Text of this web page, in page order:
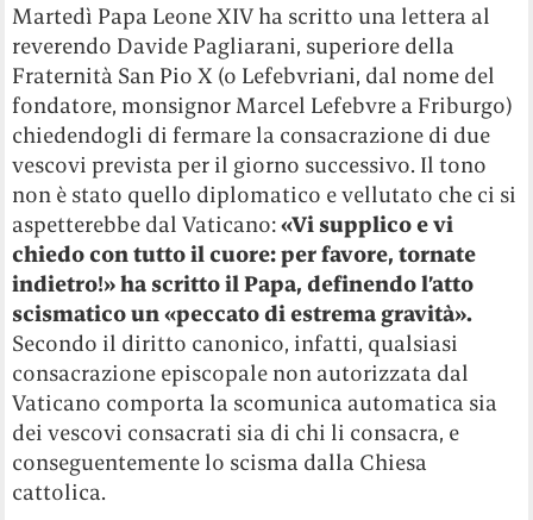
Martedì Papa Leone XIV ha scritto una lettera al
reverendo Davide Pagliarani, superiore della
Fraternità San Pio X (o Lefebvriani, dal nome del
fondatore, monsignor Marcel Lefebvre a Friburgo)
chiedendogli di fermare la consacrazione di due
vescovi prevista per il giorno successivo. Il tono
non è stato quello diplomatico e vellutato che ci si
aspetterebbe dal Vaticano:«Vi supplico e vi
chiedo con tutto il cuore: per favore, tornate
indietro!» ha scritto il Papa, definendo l’atto
scismatico un «peccato di estrema gravità».
Secondo il diritto canonico, infatti, qualsiasi
consacrazione episcopale non autorizzata dal
Vaticano comporta la scomunica automatica sia
dei vescovi consacrati sia di chi li consacra, e
conseguentemente lo scisma dalla Chiesa
cattolica.